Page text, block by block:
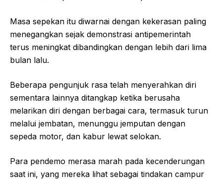
Masa sepekan itu diwarnai dengan kekerasan paling
menegangkan sejak demonstrasi antipemerintah
terus meningkat dibandingkan dengan lebih dari lima
bulan lalu.
Beberapa pengunjuk rasa telah menyerahkan diri
sementara lainnya ditangkap ketika berusaha
melarikan diri dengan berbagai cara, termasuk turun
melalui jembatan, menunggu jemputan dengan
sepeda motor, dan kabur lewat selokan.
Para pendemo merasa marah pada kecenderungan
saat ini, yang mereka lihat sebagai tindakan campur